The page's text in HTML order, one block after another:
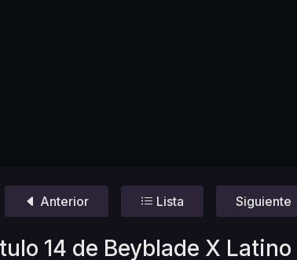
Anterior Lista Siguiente
14 de Beyblade X Latino